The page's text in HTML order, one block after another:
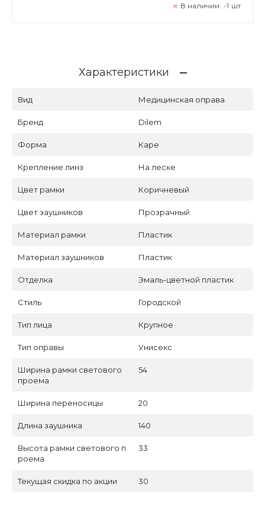
В наличии: -1 шт
Характеристики
Вид Медицинская оправа
Бренд Dilem
Форма Каре
Крепление линз На леске
Цвет рамки Коричневый
Цвет заушников Прозрачный
Материал рамки Пластик
Материал заушников Пластик
Отделка Эмаль-цветной пластик
Стиль Городской
Тип лица Крупное
Тип оправы Унисекс
Ширина рамки светового
проема
54
Ширина переносицы 20
Длина заушника 140
Высота рамки светового п
роема
33
Текущая скидка по акции 30